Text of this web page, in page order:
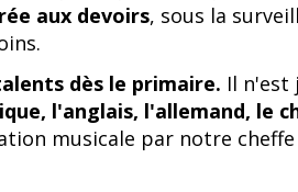
aux devoirs, sous la
dès le primaire. Il n'est
l'anglais, l'allemand, le
musicale par notre